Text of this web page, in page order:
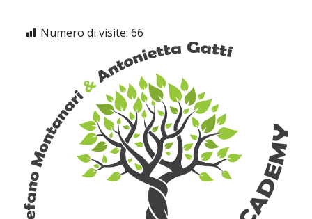
Numero di visite: 66